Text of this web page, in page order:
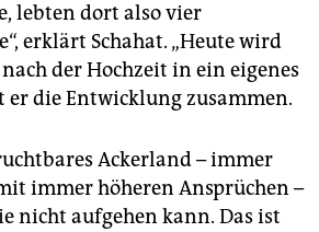
lebten dort also vier
erklärt Schahat. „Heute wird
der Hochzeit in ein eigenes
er die Entwicklung zusammen.
Ackerland – immer
immer höheren Ansprüchen –
nicht aufgehen kann. Das ist